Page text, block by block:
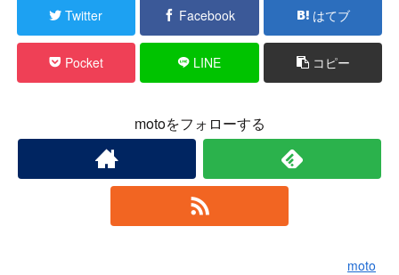
Twitter Facebook はてブ
Pocket LINE コピー
motoをフォローする
moto